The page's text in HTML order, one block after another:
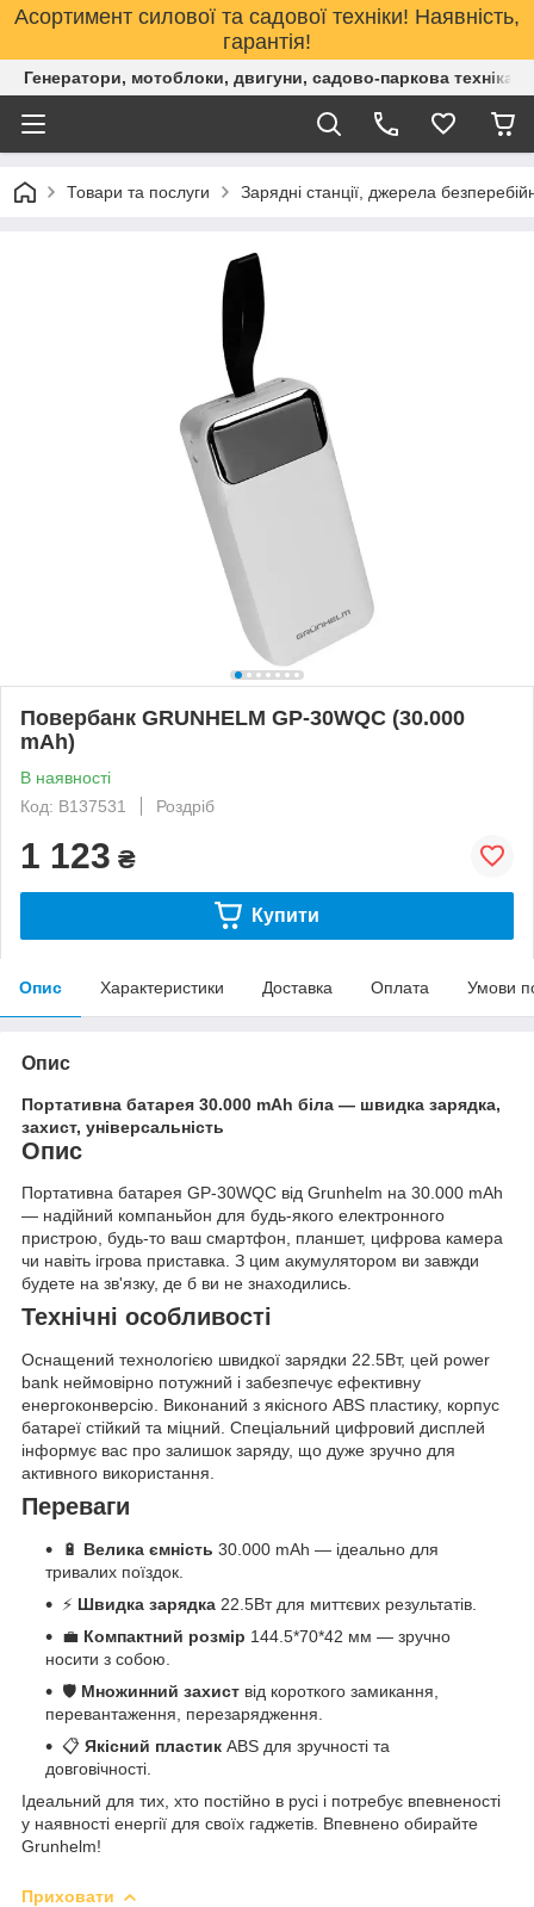
Асортимент силової та садової техніки! Наявність,
гарантія!
Генератори, мотоблоки, двигуни, садово-паркова техніка.
Товари та послуги Зарядні станції, джерела
Повербанк GRUNHELM GP-30WQC (30.000
mAh)
В наявності
Код: B137531
Роздріб
1 123 ₴
Купити
Опис Характеристики Доставка Оплата Умови
Опис
Портативна батарея 30.000 mAh біла — швидка зарядка,
захист, універсальність
Опис
Портативна батарея GP-30WQC від Grunhelm на 30.000 mAh
— надійний компаньйон для будь-якого електронного
пристрою, будь-то ваш смартфон, планшет, цифрова камера
чи навіть ігрова приставка. З цим акумулятором ви завжди
будете на зв'язку, де б ви не знаходились.
Технічні особливості
Оснащений технологією швидкої зарядки 22.5Вт, цей power
bank неймовірно потужний і забезпечує ефективну
енергоконверсію. Виконаний з якісного ABS пластику, корпус
батареї стійкий та міцний. Спеціальний цифровий дисплей
інформує вас про залишок заряду, що дуже зручно для
активного використання.
Переваги
🔋 Велика ємність 30.000 mAh — ідеально для
тривалих поїздок.
⚡ Швидка зарядка 22.5Вт для миттєвих результатів.
💼 Компактний розмір 144.5*70*42 мм — зручно
носити з собою.
🛡️ Множинний захист від короткого замикання,
перевантаження, перезарядження.
📋 Якісний пластик ABS для зручності та
довговічності.
Ідеальний для тих, хто постійно в русі і потребує впевненості
у наявності енергії для своїх гаджетів. Впевнено обирайте
Grunhelm!
Приховати